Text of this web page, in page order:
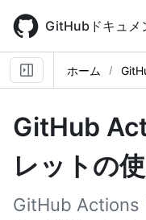
main
content
GitHubドキュメ
ホーム
GitHub
レットの
GitHub Actions